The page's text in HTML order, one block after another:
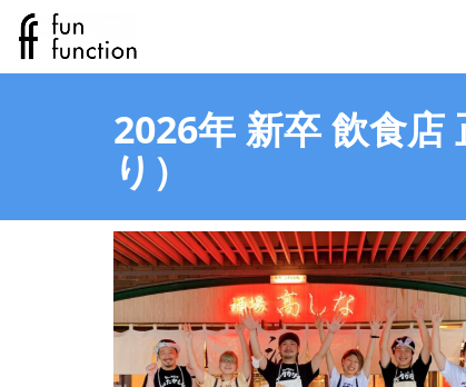
2026年 新卒 飲食店
り）